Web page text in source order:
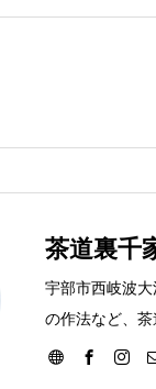
茶道裏千
宇部市西岐波
の作法など、
す。